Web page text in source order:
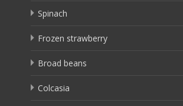
Spinach
Frozen strawberry
Broad beans
Colcasia